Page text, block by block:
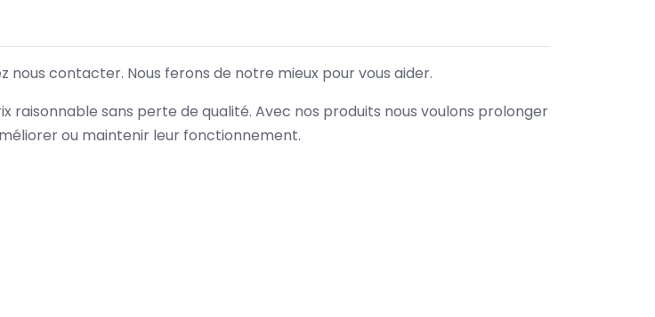
contacter. Nous ferons de notre mieux pour vous aider.
raisonnable sans perte de qualité. Avec nos produits nous voulons prolonger
ou maintenir leur fonctionnement.